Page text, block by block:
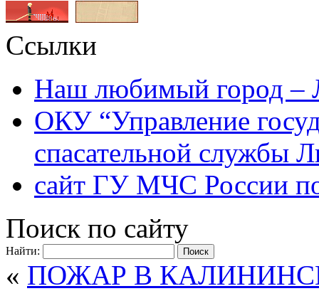
Ссылки
Наш любимый город –
ОКУ “Управление
спасательной службы
сайт ГУ МЧС России
Поиск по сайту
Найти:
« ПОЖАР В